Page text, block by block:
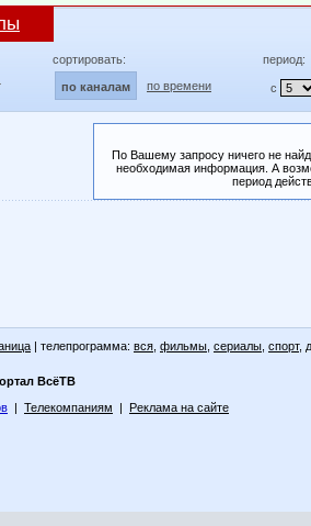
сортировать:
по каналам по времени
период:
с
По Вашему запросу ничего не
необходимая информация. А
период
| телепрограмма: вся фильмы сериалы спорт,
ВсёТВ
| Телекомпаниям | Реклама на сайте